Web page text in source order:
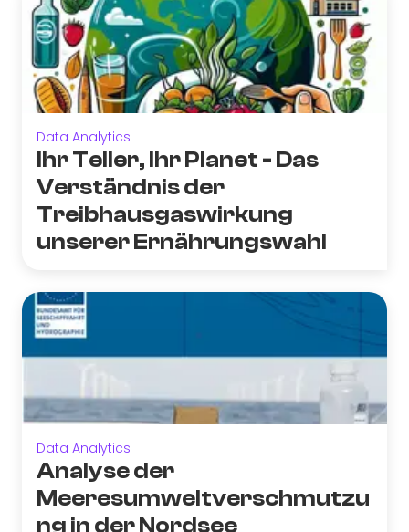
Data Analytics
Ihr Teller, Ihr Planet - Das
Verständnis der
Treibhausgaswirkung
unserer Ernährungswahl
Data Analytics
Analyse der
Meeresumweltverschmutzu
ng in der Nordsee